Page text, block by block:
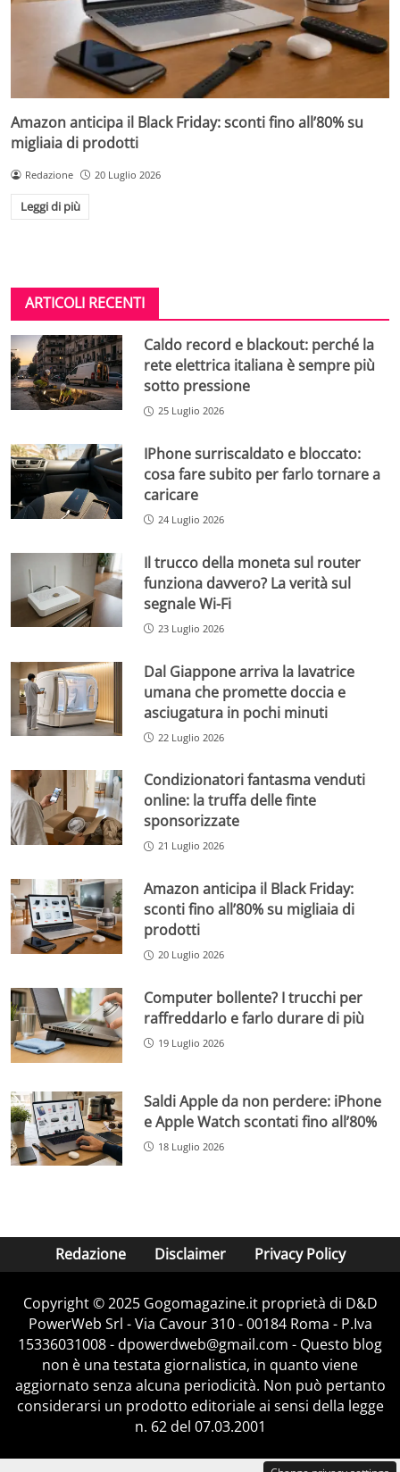
Amazon anticipa il Black Friday: sconti fino all’80% su
migliaia di prodotti
Redazione 20 Luglio 2026
Leggi di più
ARTICOLI RECENTI
Caldo record e blackout: perché la
rete elettrica italiana è sempre più
sotto pressione
25 Luglio 2026
IPhone surriscaldato e bloccato:
cosa fare subito per farlo tornare a
caricare
24 Luglio 2026
Il trucco della moneta sul router
funziona davvero? La verità sul
segnale Wi-Fi
23 Luglio 2026
Dal Giappone arriva la lavatrice
umana che promette doccia e
asciugatura in pochi minuti
22 Luglio 2026
Condizionatori fantasma venduti
online: la truffa delle finte
sponsorizzate
21 Luglio 2026
Amazon anticipa il Black Friday:
sconti fino all’80% su migliaia di
prodotti
20 Luglio 2026
Computer bollente? I trucchi per
raffreddarlo e farlo durare di più
19 Luglio 2026
Saldi Apple da non perdere: iPhone
e Apple Watch scontati fino all’80%
18 Luglio 2026
Redazione Disclaimer Privacy Policy
Copyright © 2025 Gogomagazine.it proprietà di D&D
PowerWeb Srl - Via Cavour 310 - 00184 Roma - P.Iva
15336031008 - dpowerdweb@gmail.com - Questo blog
non è una testata giornalistica, in quanto viene
aggiornato senza alcuna periodicità. Non può pertanto
considerarsi un prodotto editoriale ai sensi della legge
n. 62 del 07.03.2001